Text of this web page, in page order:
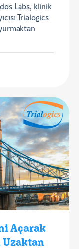
Labs, klinik
Trialogics
Açarak
Uzaktan